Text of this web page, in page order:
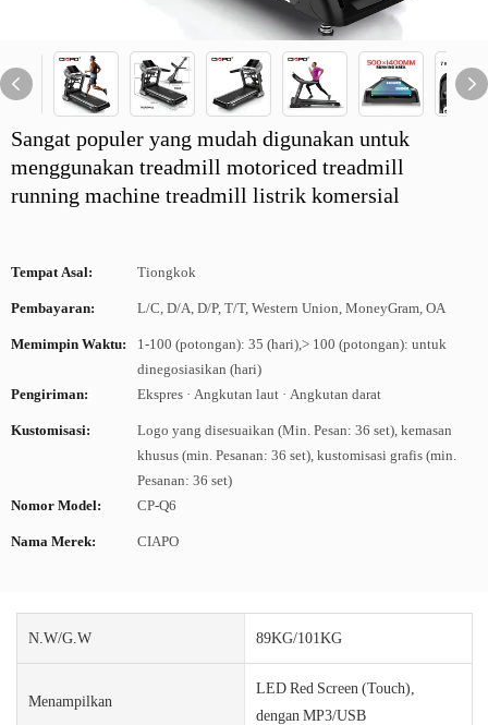
Sangat populer yang mudah digunakan untuk
menggunakan treadmill motoriced treadmill
running machine treadmill listrik komersial
Tempat Asal: Tiongkok
Pembayaran: L/C, D/A, D/P, T/T, Western Union, MoneyGram, OA
Memimpin Waktu:
1-100 (potongan): 35 (hari),> 100 (potongan): untuk
dinegosiasikan (hari)
Pengiriman:
Ekspres · Angkutan laut · Angkutan darat
Kustomisasi:
Logo yang disesuaikan (Min. Pesan: 36 set), kemasan
khusus (min. Pesanan: 36 set), kustomisasi grafis (min.
Pesanan: 36 set)
Nomor Model:
CP-Q6
Nama Merek: CIAPO
N.W/G.W 89KG/101KG
Menampilkan
LED Red Screen (Touch),
dengan MP3/USB